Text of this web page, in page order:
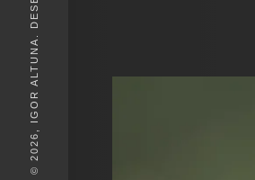
© 2026, IGOR ALTUNA. DESEIGN BY